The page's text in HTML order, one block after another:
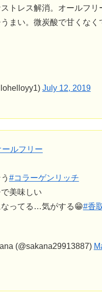
トレス解消。オールフリ
まい。微炭酸で甘くなく
July 12, 2019
ールフリー
#コラーゲンリッチ
美味しい
なってる…気がする😁#香
(@sakana29913887)